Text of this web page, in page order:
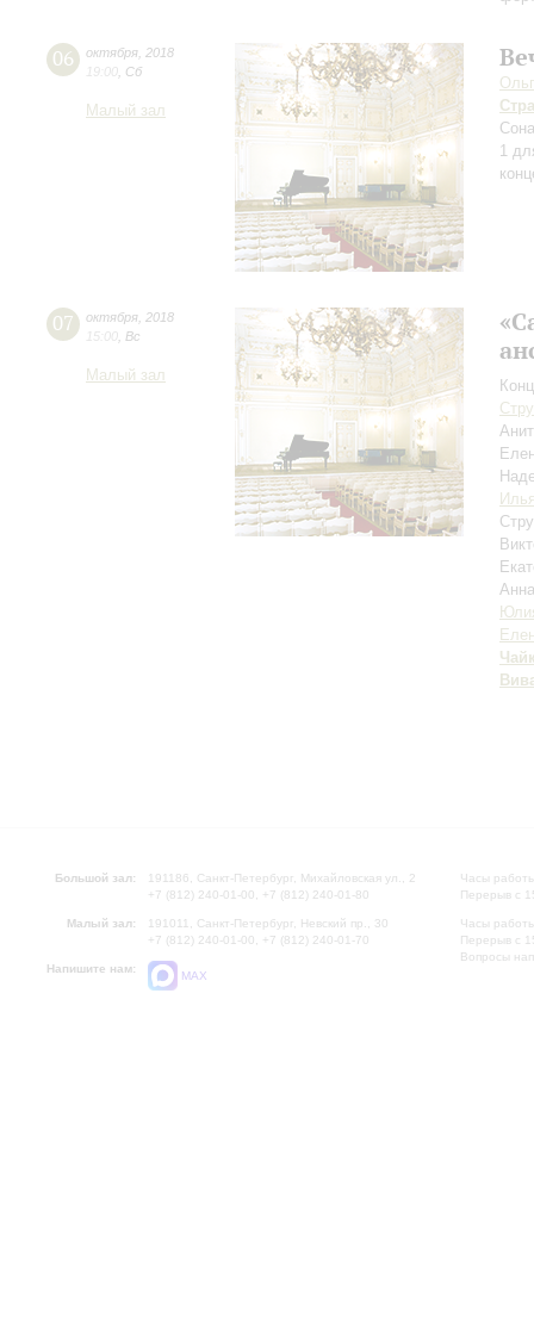
06 октября 2018
19:00 Сб
Малый зал
1
07 октября 2018
15:00 Вс
Малый зал
Большой зал:
191186, Санкт-Петербург, Михайловская ул., 2
+7 (812) 240-01-00, +7 (812) 240-01-80
Малый зал:
191011, Санкт-Петербург, Невский пр., 30
+7 (812) 240-01-00, +7 (812) 240-01-70
Напишите нам:
MAX
Часы
Перерыв с
Часы
Перерыв с
Вопросы